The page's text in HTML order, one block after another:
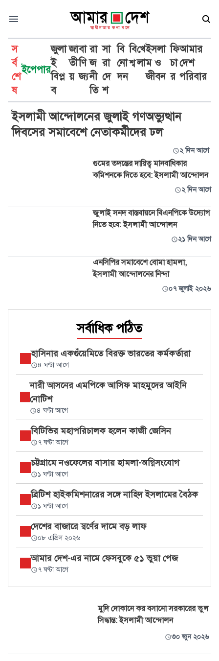
স
র্ব
শে
ষ
ইপেপার
জুলা
ই
বিপ্ল
ব
জা
তী
য়
বা
ণি
জ্য
রা
জ
নী
তি
সা
রা
দে
শ
বি
নো
দন
বি
শ্ব
খে
লা
ইসলা
ম ও
জীবন
ফি
চা
র
আমার
দেশ
পরিবার
ইসলামী আন্দোলন
ইসলামী আন্দোলনের জুলাই গণঅভ্যুত্থান
দিবসের সমাবেশে নেতাকর্মীদের ঢল
২ দিন আগে
গুমের তদন্তের দায়িত্ব মানবাধিকার
কমিশনকে দিতে হবে: ইসলামী আন্দোলন
২ দিন আগে
জুলাই সনদ বাস্তবায়নে বিএনপিকে উদ্যোগ
নিতে হবে: ইসলামী আন্দোলন
২১ দিন আগে
এনসিপির সমাবেশে বোমা হামলা,
ইসলামী আন্দোলনের নিন্দা
০৭ জুলাই ২০২৬
সর্বাধিক পঠিত
হাসিনার একগুঁয়েমিতে বিরক্ত ভারতের কর্মকর্তারা
৪ ঘণ্টা আগে
নারী আসনের এমপিকে আসিফ মাহমুদের আইনি
নোটিশ
৪ ঘণ্টা আগে
বিটিভির মহাপরিচালক হলেন কাজী জেসিন
৭ ঘণ্টা আগে
চট্টগ্রামে নওফেলের বাসায় হামলা-অগ্নিসংযোগ
১ ঘণ্টা আগে
ব্রিটিশ হাইকমিশনারের সঙ্গে নাহিদ ইসলামের বৈঠক
১ ঘণ্টা আগে
দেশের বাজারে স্বর্ণের দামে বড় লাফ
০৮ এপ্রিল ২০২৬
আমার দেশ-এর নামে ফেসবুকে ৫১ ভুয়া পেজ
৭ ঘণ্টা আগে
মুদি দোকানে কর বসানো সরকারের ভুল
সিদ্ধান্ত: ইসলামী আন্দোলন
৩০ জুন ২০২৬